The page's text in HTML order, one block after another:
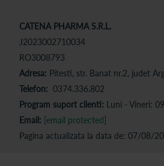
CATENA PHARMA S.R.L.
J2023002710034
RO3008793
Adresa: Pitesti, str. Banat nr.2, judet
Telefon: 0374.336.802
Program suport clienti: Luni - Vineri:
Email: [email protected]
Pagina actualizata la data de: 07/08/